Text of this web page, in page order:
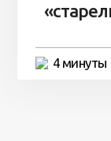
4 минуты